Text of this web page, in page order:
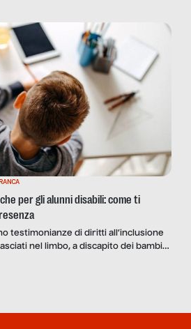
esperienze […]
per gli alunni disabili: come ti
testimonianze di diritti all’inclusione
nel limbo, a discapito dei bambini
speciali. Ne abbiamo raccolte